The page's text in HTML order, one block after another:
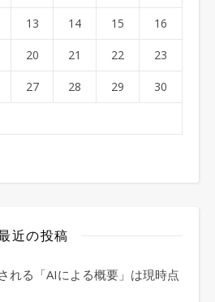
13 14 15 16
20 21 22 23
27 28 29 30
近の投稿
れる「AIによる概要」は現時点